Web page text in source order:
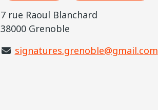
7 rue Raoul Blanchard
38000 Grenoble
signatures.grenoble@gmail.com